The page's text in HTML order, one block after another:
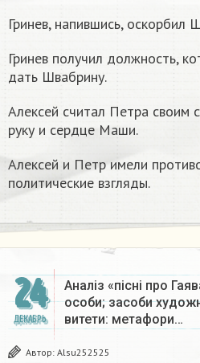
Гринев, напившись, оскорбил
Гринев получил должность,
дать Швабрину.
Алексей считал Петра своим
руку и сердце Маши.
Алексей и Петр имели
политические взгляды.
24
ДЕКАБРЬ
Аналіз «пісні про
особи; засоби
витети: метафори…
Автор: Alsu252525